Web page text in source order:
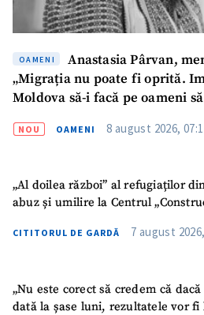
OAMENI
Anastasia Pârvan,
„Migrația nu poate fi oprită.
Moldova să-i facă pe oameni
NOU OAMENI 8 august 2026,
„Al doilea război” al refugiaților
abuz și umilire la Centrul
CITITORUL DE GARDĂ 7 august
„Nu este corect să credem că
dată la șase luni, rezultatele vor